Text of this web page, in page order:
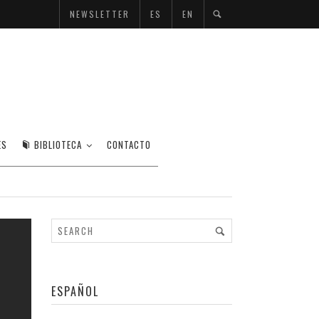
NEWSLETTER ES EN
BIBLIOTECA CONTACTO
ESPAÑOL